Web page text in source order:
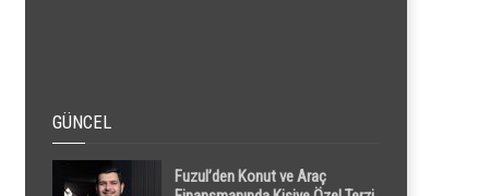
GÜNCEL
Fuzul’den Konut ve Araç